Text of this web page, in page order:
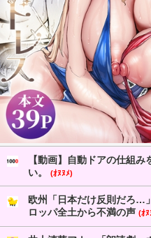
【動画】自動ドアの仕組
い。
(ｵﾇﾇﾒ)
欧州「日本だけ反則だろ…
ロッパ全土から不満の声 (ｵﾇ